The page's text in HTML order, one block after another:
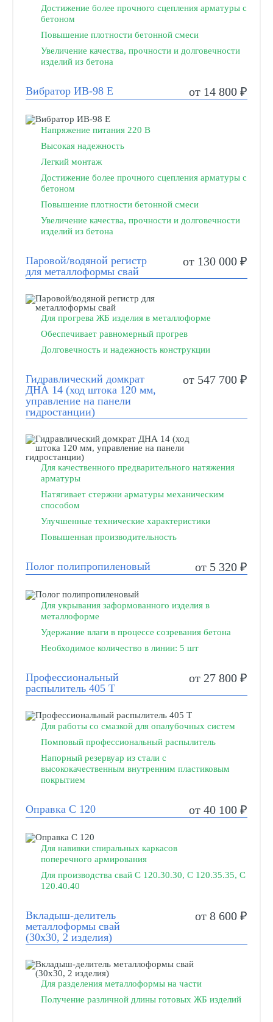
Достижение более прочного сцепления арматуры с
бетоном
Повышение плотности бетонной смеси
Увеличение качества, прочности и долговечности
изделий из бетона
Вибратор ИВ-98 Е от 14 800 ₽
Напряжение питания 220 В
Высокая надежность
Легкий монтаж
Достижение более прочного сцепления арматуры с
бетоном
Повышение плотности бетонной смеси
Увеличение качества, прочности и долговечности
изделий из бетона
Паровой/водяной регистр
для металлоформы свай
от 130 000 ₽
Для прогрева ЖБ изделия в металлоформе
Обеспечивает равномерный прогрев
Долговечность и надежность конструкции
Гидравлический домкрат
ДНА 14 (ход штока 120 мм,
управление на панели
гидростанции)
от 547 700 ₽
Для качественного предварительного натяжения
арматуры
Натягивает стержни арматуры механическим
способом
Улучшенные технические характеристики
Повышенная производительность
Полог полипропиленовый от 5 320 ₽
Для укрывания заформованного изделия в
металлоформе
Удержание влаги в процессе созревания бетона
Необходимое количество в линии: 5 шт
Профессиональный
распылитель 405 Т
от 27 800 ₽
Для работы со смазкой для опалубочных систем
Помповый профессиональный распылитель
Напорный резервуар из стали с
высококачественным внутренним пластиковым
покрытием
Оправка С 120 от 40 100 ₽
Для навивки спиральных каркасов
поперечного армирования
Для производства свай С 120.30.30, С 120.35.35, С
120.40.40
Вкладыш-делитель
металлоформы свай
(30х30, 2 изделия)
от 8 600 ₽
Для разделения металлоформы на части
Получение различной длины готовых ЖБ изделий